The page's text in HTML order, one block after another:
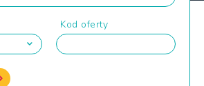
Kod oferty